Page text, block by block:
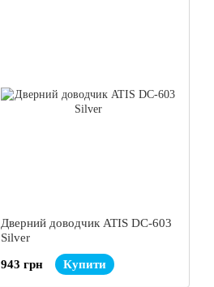
Дверний доводчик ATIS DC-603
Silver
943 грн Купити